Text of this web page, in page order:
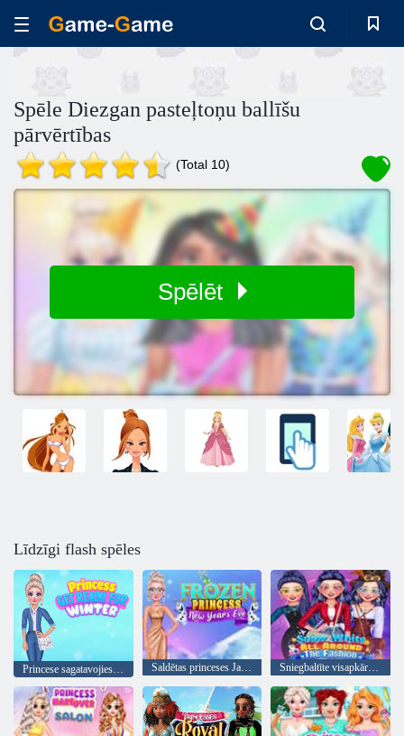
Spēle Diezgan pasteļtoņu ballīšu
pārvērtības
(Total 10)
Spēlēt
Līdzīgi flash spēles
Princese sagatavojies ziemai Saldētas princeses Jaungada vakars Sniegbaltīte visapkārt modei